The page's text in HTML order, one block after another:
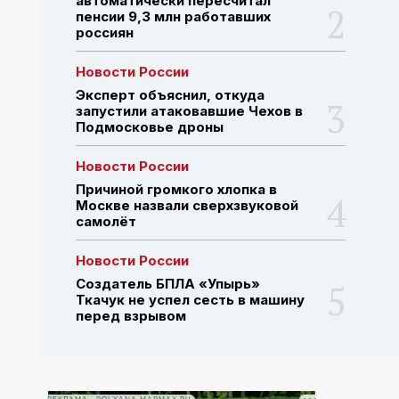
ПО САЙТУ
пенсии 9,3 млн работавших
россиян
Новости России
Эксперт объяснил, откуда
запустили атаковавшие Чехов в
Подмосковье дроны
Новости России
Причиной громкого хлопка в
Москве назвали сверхзвуковой
самолёт
Новости России
Создатель БПЛА «Упырь»
Ткачук не успел сесть в машину
перед взрывом